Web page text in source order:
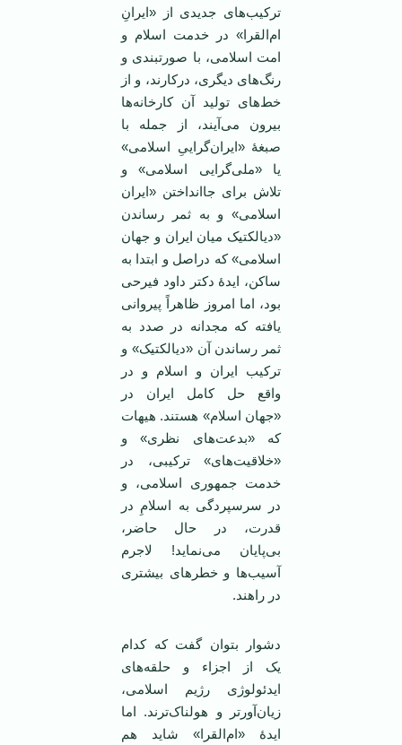
ترکیب‌های جدیدی از «ایرانِ
ام‌القرا» در خدمت اسلام و
امت اسلامی، با صورتبندی و
رنگ‌های دیگری، درکارند، و از
خط‌های تولید آن کارخانه‌ها
بیرون می‌آیند، از جمله با
صبغۀ «ایران‌گراییِ اسلامی»
یا «ملی‌گرایی اسلامی» و
تلاش برای جاانداختن «ایران
اسلامی» و به ثمر رساندن
«دیالکتیک میان ایران و جهان
اسلامی» که دراصل و ابتدا به
ساکن، ایدۀ دکتر داود فیرحی
بود، اما امروز ظاهراً پیروانی
یافته که مجدانه در صدد به
ثمر رساندن آن «دیالکتیک» و
ترکیب ایران و اسلام و در
واقع حل کامل ایران در
«جهان اسلام» هستند. هیهات
که «بدعت‌های نظری» و
«خلاقیت‌های» ترکیبی، در
خدمت جمهوری اسلامی، و
در سرسپردگی به اسلامِ در
قدرت، در حال حاضر،
بی‌پایان می‌نماید! لاجرم
آسیب‌ها و خطرهای بیشتری
در راهند.
دشوار بتوان گفت که کدام
یک از اجزاء و حلقه‌های
ایدئولوژی رژیم اسلامی،
زیان‌آورتر و هولناک‌ترند. اما
ایدۀ «ام‌القرا» شاید هم